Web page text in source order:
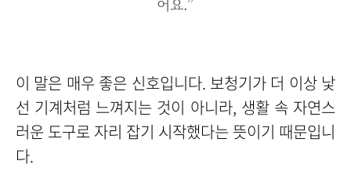
이 말은 매우 좋은 신호입니다. 보청기가 더 이상 낯
선 기계처럼 느껴지는 것이 아니라, 생활 속 자연스
러운 도구로 자리 잡기 시작했다는 뜻이기 때문입니
다.